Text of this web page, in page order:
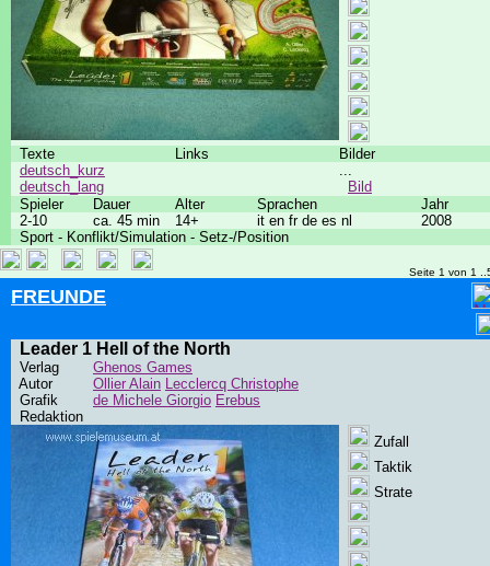
Texte Links
Bilder
deutsch_kurz
deutsch_lang
...
Bild
Spieler
Dauer Alter Sprachen
Jahr
2-10
ca. 45 min 14+ it en fr de es nl
2008
Sport - Konflikt/Simulation - Setz-/Position
Seite 1 von 1
FREUNDE
Leader 1 Hell of the North
Verlag
Ghenos Games
Autor
Ollier Alain Lecclercq Christophe
Grafik
de Michele Giorgio Erebus
Redaktion
Zufall
Taktik
Strate